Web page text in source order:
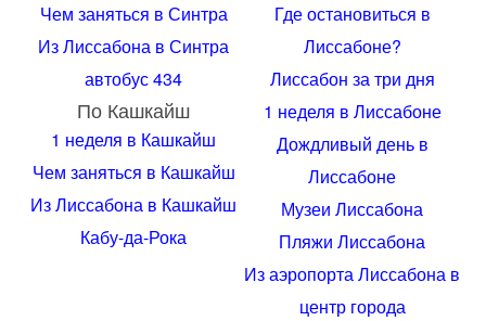
Чем заняться в Синтра
Из Лиссабона в Синтра
автобус 434
По Кашкайш
1 неделя в Кашкайш
Чем заняться в Кашкайш
Из Лиссабона в Кашкайш
Кабу-да-Рока
Где остановиться в
Лиссабоне?
Лиссабон за три дня
1 неделя в Лиссабоне
Дождливый день в
Лиссабоне
Музеи Лиссабона
Пляжи Лиссабона
Из аэропорта Лиссабона в
центр города